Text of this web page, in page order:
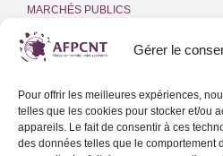
Gérer le
Pour offrir les meilleures expériences,
telles que les cookies pour stocker et/ou
appareils. Le fait de consentir à ces
des données telles que le comportement
MARCHÉS PUBLICS
INTRANET
POLITIQUE DE COOKIES
(UE)